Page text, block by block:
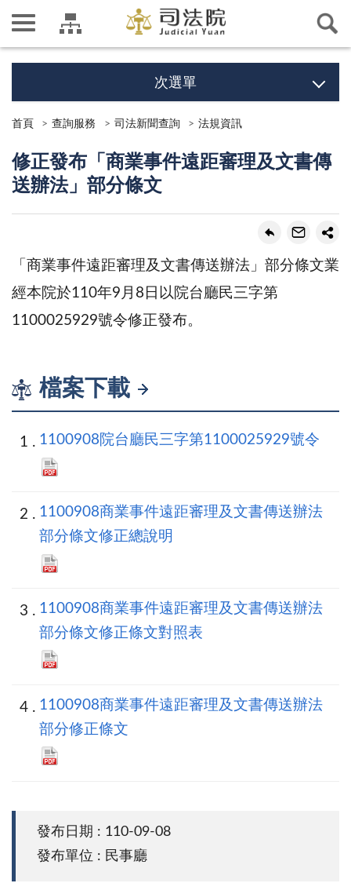
次選單
首頁 查詢服務 司法新聞查詢 法規資訊
修正發布「商業事件遠距審理及文書傳
送辦法」部分條文
「商業事件遠距審理及文書傳送辦法」部分條文業
經本院於110年9月8日以院台廳民三字第
1100025929號令修正發布。
檔案下載
1100908院台廳民三字第1100025929號令
1100908商業事件遠距審理及文書傳送辦法
部分條文修正總說明
1100908商業事件遠距審理及文書傳送辦法
部分條文修正條文對照表
1100908商業事件遠距審理及文書傳送辦法
部分修正條文
發布日期 : 110-09-08
發布單位 : 民事廳